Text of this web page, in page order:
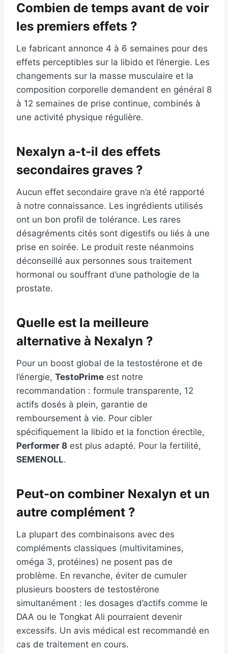
Combien de temps avant de voir
les premiers effets ?
Le fabricant annonce 4 à 6 semaines pour des
effets perceptibles sur la libido et l’énergie. Les
changements sur la masse musculaire et la
composition corporelle demandent en général 8
à 12 semaines de prise continue, combinés à
une activité physique régulière.
Nexalyn a-t-il des effets
secondaires graves ?
Aucun effet secondaire grave n’a été rapporté
à notre connaissance. Les ingrédients utilisés
ont un bon profil de tolérance. Les rares
désagréments cités sont digestifs ou liés à une
prise en soirée. Le produit reste néanmoins
déconseillé aux personnes sous traitement
hormonal ou souffrant d’une pathologie de la
prostate.
Quelle est la meilleure
alternative à Nexalyn ?
Pour un boost global de la testostérone et de
l’énergie, TestoPrime est notre
recommandation : formule transparente, 12
actifs dosés à plein, garantie de
remboursement à vie. Pour cibler
spécifiquement la libido et la fonction érectile,
Performer 8 est plus adapté. Pour la fertilité,
SEMENOLL.
Peut-on combiner Nexalyn et un
autre complément ?
La plupart des combinaisons avec des
compléments classiques (multivitamines,
oméga 3, protéines) ne posent pas de
problème. En revanche, éviter de cumuler
plusieurs boosters de testostérone
simultanément : les dosages d’actifs comme le
DAA ou le Tongkat Ali pourraient devenir
excessifs. Un avis médical est recommandé en
cas de traitement en cours.